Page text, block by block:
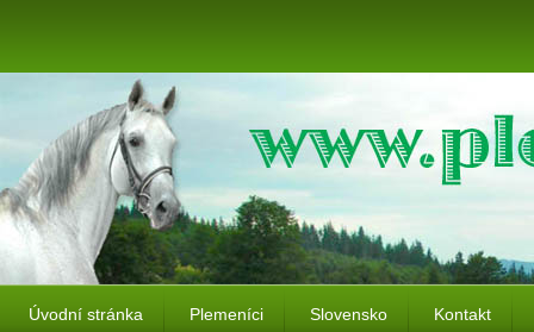
Úvodní stránka Plemeníci Slovensko Kontakt